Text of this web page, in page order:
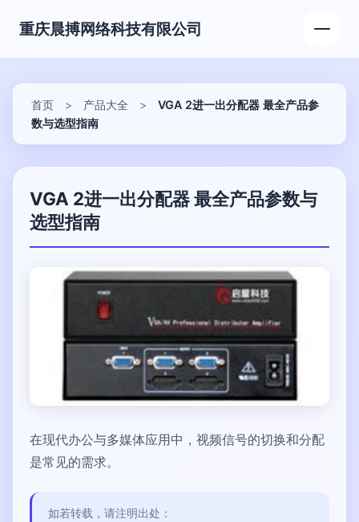
重庆晨搏网络科技有限公司
首页 > 产品大全 >
VGA 2进一出分配器 最全产品参
数与选型指南
VGA 2进一出分配器 最全产品参数与
选型指南
在现代办公与多媒体应用中，视频信号的切换和分配
是常见的需求。
如若转载，请注明出处：